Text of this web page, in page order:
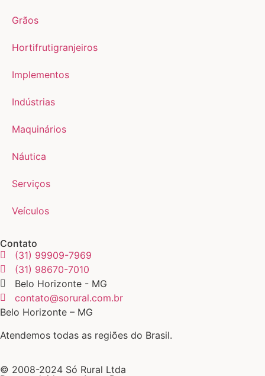
Grãos
Hortifrutigranjeiros
Implementos
Indústrias
Maquinários
Náutica
Serviços
Veículos
Contato
(31) 99909-7969
(31) 98670-7010
Belo Horizonte - MG
contato@sorural.com.br
Belo Horizonte – MG
Atendemos todas as regiões do Brasil.
© 2008-2024 Só Rural Ltda